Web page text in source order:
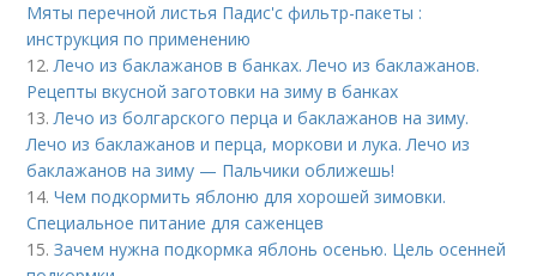
Мяты перечной листья Падис'с фильтр-пакеты :
инструкция по применению
12.Лечо из баклажанов в банках. Лечо из баклажанов.
Рецепты вкусной заготовки на зиму в банках
13.Лечо из болгарского перца и баклажанов на зиму.
Лечо из баклажанов и перца, моркови и лука. Лечо из
баклажанов на зиму — Пальчики оближешь!
14.Чем подкормить яблоню для хорошей зимовки.
Специальное питание для саженцев
15.Зачем нужна подкормка яблонь осенью. Цель осенней